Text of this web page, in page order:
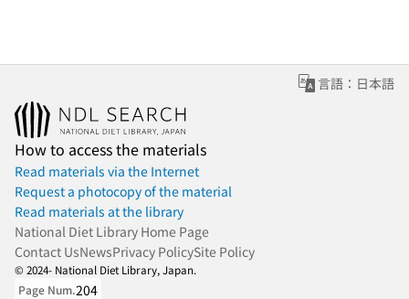
言語：日本語
How to access the materials
Read materials via the Internet
Request a photocopy of the material
Read materials at the library
National Diet Library Home Page
Contact UsNewsPrivacy PolicySite Policy
© 2024- National Diet Library, Japan.
Page Num.204